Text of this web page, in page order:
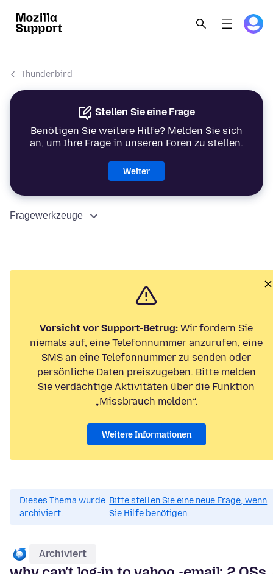
Thunderbird
Stellen Sie eine Frage
Benötigen Sie weitere Hilfe? Melden Sie sich
an, um Ihre Frage in unseren Foren zu stellen.
Weiter
Fragewerkzeuge
Vorsicht vor Support-Betrug: Wir fordern Sie
niemals auf, eine Telefonnummer anzurufen, eine
SMS an eine Telefonnummer zu senden oder
persönliche Daten preiszugeben. Bitte melden
Sie verdächtige Aktivitäten über die Funktion
„Missbrauch melden“.
Weitere Informationen
Dieses Thema wurde
archiviert.
Bitte stellen Sie eine neue Frage, wenn
Sie Hilfe benötigen.
Archiviert